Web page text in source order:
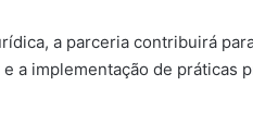
a parceria contribuirá
a implementação de práticas